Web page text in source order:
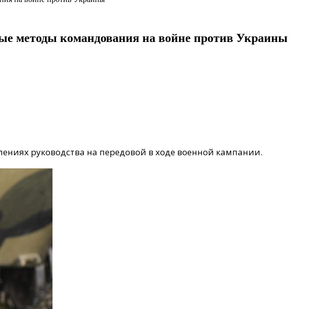
методы командования на войне против Украины
руководства на передовой в ходе военной кампании.